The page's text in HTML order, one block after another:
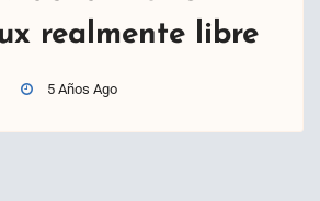
realmente libre
5 Años Ago